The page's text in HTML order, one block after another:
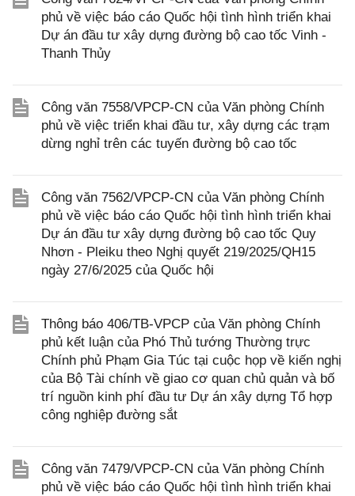
phủ về việc báo cáo Quốc hội tình hình triển khai
Dự án đầu tư xây dựng đường bộ cao tốc Vinh -
Thanh Thủy
Công văn 7558/VPCP-CN của Văn phòng Chính
phủ về việc triển khai đầu tư, xây dựng các trạm
dừng nghỉ trên các tuyến đường bộ cao tốc
Công văn 7562/VPCP-CN của Văn phòng Chính
phủ về việc báo cáo Quốc hội tình hình triển khai
Dự án đầu tư xây dựng đường bộ cao tốc Quy
Nhơn - Pleiku theo Nghị quyết 219/2025/QH15
ngày 27/6/2025 của Quốc hội
Thông báo 406/TB-VPCP của Văn phòng Chính
phủ kết luận của Phó Thủ tướng Thường trực
Chính phủ Phạm Gia Túc tại cuộc họp về kiến nghị
của Bộ Tài chính về giao cơ quan chủ quản và bố
trí nguồn kinh phí đầu tư Dự án xây dựng Tổ hợp
công nghiệp đường sắt
Công văn 7479/VPCP-CN của Văn phòng Chính
phủ về việc báo cáo Quốc hội tình hình triển khai